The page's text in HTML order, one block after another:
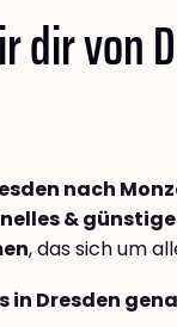
dir von
nach
&
, das sich um
in Dresden